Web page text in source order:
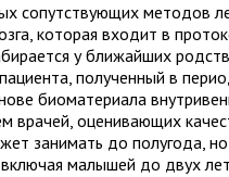
сопутствующих методов
которая входит в
у ближайших
полученный в
биоматериала
врачей, оценивающих
занимать до полугода,
малышей до двух